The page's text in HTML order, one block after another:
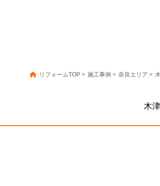
リフォームTOP > 施工事例 > 奈良エリア >
木